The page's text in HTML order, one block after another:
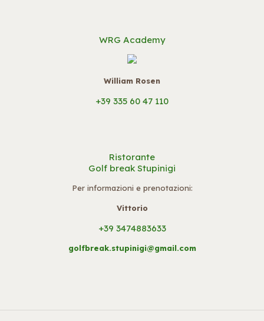
WRG Academy
William Rosen
+39 335 60 47 110
Ristorante
Golf break Stupinigi
Per informazioni e prenotazioni:
Vittorio
+39 3474883633
golfbreak.stupinigi@gmail.com